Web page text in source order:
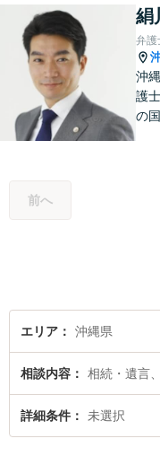
絹
弁護
沖
護
の
を
お
前へ
エリア 沖縄県
相談内容 相続・遺言
詳細条件 未選択